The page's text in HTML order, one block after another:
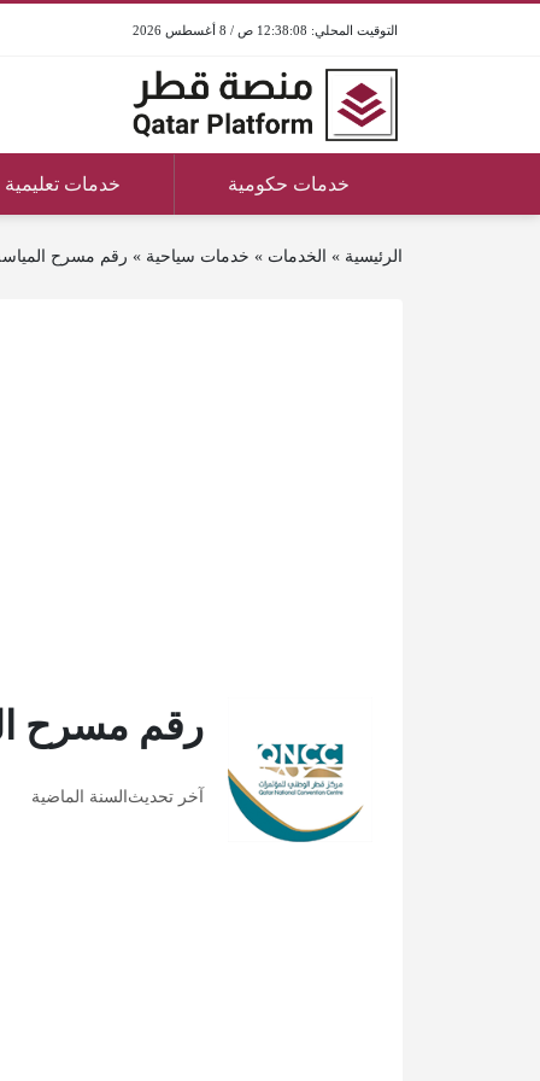
12:38:08 ص / 8 أغسطس 2026
خدمات حكومية خدمات تعليمية
الرئيسية » الخدمات » خدمات سياحية » رقم مسرح
رقم مسرح
آخر تحديثالسنة الماضية